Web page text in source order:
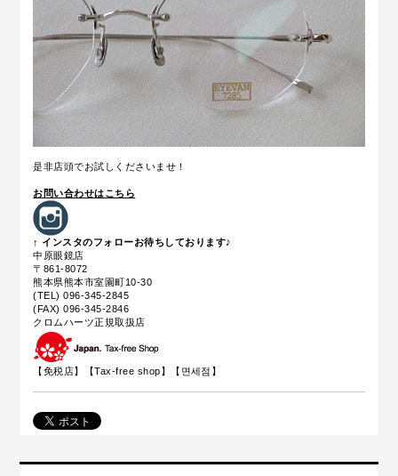
是非店頭でお試しくださいませ！
お問い合わせはこちら
↑ インスタのフォローお待ちしております♪
中原眼鏡店
〒861-8072
熊本県熊本市室園町10-30
(TEL) 096-345-2845
(FAX) 096-345-2846
クロムハーツ正規取扱店
【免税店】【Tax-free shop】【면세점】